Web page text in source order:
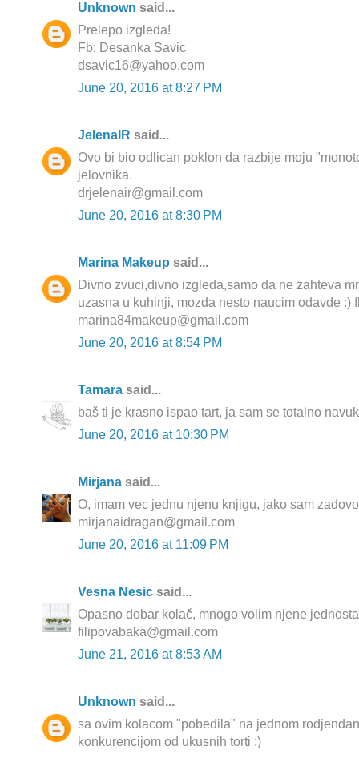
Unknown said...
Prelepo izgleda!
Fb: Desanka Savic
dsavic16@yahoo.com
June 20, 2016 at 8:27 PM
JelenaIR said...
Ovo bi bio odlican poklon da razbije moju
jelovnika.
drjelenair@gmail.com
June 20, 2016 at 8:30 PM
Marina Makeup said...
Divno zvuci,divno izgleda,samo da ne zahteva
uzasna u kuhinji, mozda nesto naucim odavde :)
marina84makeup@gmail.com
June 20, 2016 at 8:54 PM
Tamara said...
baš ti je krasno ispao tart, ja sam se totalno
June 20, 2016 at 10:30 PM
Mirjana said...
O, imam vec jednu njenu knjigu, jako sam
mirjanaidragan@gmail.com
June 20, 2016 at 11:09 PM
Vesna Nesic said...
Opasno dobar kolač, mnogo volim njene
filipovabaka@gmail.com
June 21, 2016 at 8:53 AM
Unknown said...
sa ovim kolacom "pobedila" na jednom
konkurencijom od ukusnih torti :)